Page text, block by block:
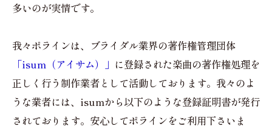
多いのが実情です。
我々ポラインは、ブライダル業界の著作権管理団体
「isum（アイサム）」 に登録された楽曲の著作権処理を
正しく行う制作業者として活動しております。我々のよ
うな業者には、isumから以下のような登録証明書が発行
されております。安心してポラインをご利用下さいま